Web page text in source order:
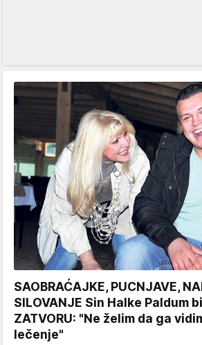
SAOBRAĆAJKE, PUCNJAVE,
SILOVANJE Sin Halke Paldum
ZATVORU: "Ne želim da ga
lečenje"